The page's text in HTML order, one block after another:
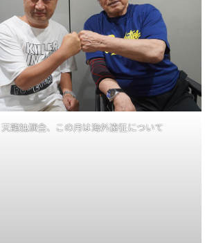
天龍独演会、この月は海外遠征について